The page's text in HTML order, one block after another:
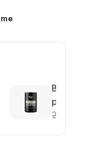
20,36 €